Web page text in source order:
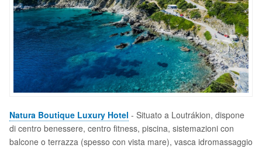
Natura Boutique Luxury Hotel - Situato a Loutrákion, dispone
di centro benessere, centro fitness, piscina, sistemazioni con
balcone o terrazza (spesso con vista mare), vasca idromassaggio